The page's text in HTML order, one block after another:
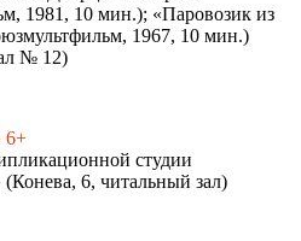
1981, 10 мин.); «Паровозик из
1967, 10 мин.)
№ 12)
6+
студии
6, читальный зал)